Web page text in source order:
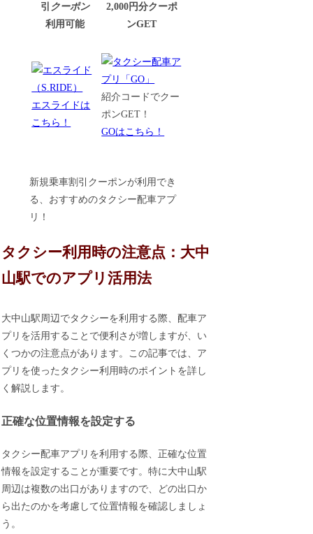
引 クーポン
利用可能
2,000円分クーポ
ンGET
エスライドは
こちら！
紹介コードでクー
ポンGET！
GOはこちら！
新規乗車割引クーポンが利用でき
る、おすすめのタクシー配車アプ
リ！
タクシー利用時の注意点：大中
山駅でのアプリ活用法
大中山駅周辺でタクシーを利用する際、配車ア
プリを活用することで便利さが増しますが、い
くつかの注意点があります。この記事では、ア
プリを使ったタクシー利用時のポイントを詳し
く解説します。
正確な位置情報を設定する
タクシー配車アプリを利用する際、正確な位置
情報を設定することが重要です。特に大中山駅
周辺は複数の出口がありますので、どの出口か
ら出たのかを考慮して位置情報を確認しましょ
う。